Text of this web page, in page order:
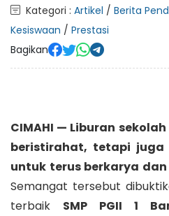
Kategori : Artikel / Berita
Kesiswaan / Prestasi
Bagikan
CIMAHI — Liburan
beristirahat, tetapi juga
untuk terus berkarya
Semangat tersebut
terbaik SMP PGII 1